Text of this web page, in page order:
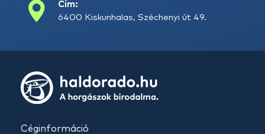
Cím:
6400 Kiskunhalas, Széchenyi út 49.
Céginformáció